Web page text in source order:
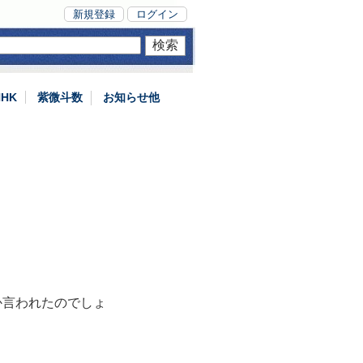
新規登録 ログイン
紫微斗数 お知らせ他
われたのでしょ